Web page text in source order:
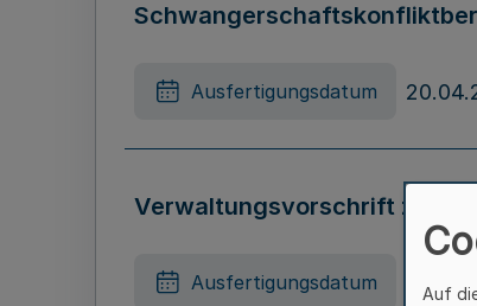
Ausfertigungsdatum
Verwaltungsvorschrift zu §
Ausfertigungsdatum
Auf